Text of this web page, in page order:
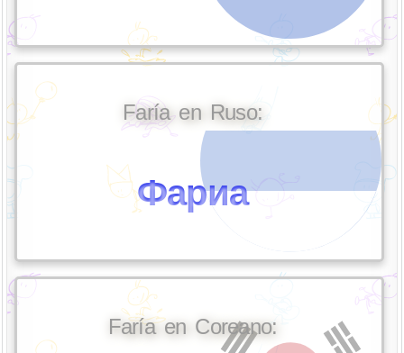
Faría en Ruso:
Фариа
Faría en Coreano: